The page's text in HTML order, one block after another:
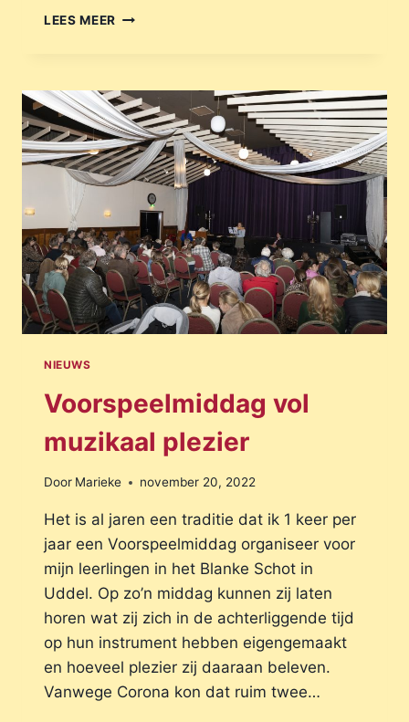
LEES MEER
NIEUWS
Voorspeelmiddag vol
muzikaal plezier
Door Marieke november 20, 2022
Het is al jaren een traditie dat ik 1 keer per
jaar een Voorspeelmiddag organiseer voor
mijn leerlingen in het Blanke Schot in
Uddel. Op zo’n middag kunnen zij laten
horen wat zij zich in de achterliggende tijd
op hun instrument hebben eigengemaakt
en hoeveel plezier zij daaraan beleven.
Vanwege Corona kon dat ruim twee…